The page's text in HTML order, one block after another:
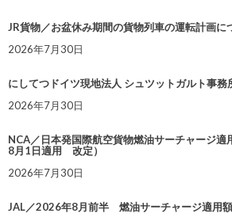
JR貨物／お盆休み期間の貨物列車の運転計画に
2026年7月30日
にしてつドイツ現地法人 シュツットガルト事務
2026年7月30日
NCA／日本発国際航空貨物燃油サーチャージ
8月1日適用 改定）
2026年7月30日
JAL／2026年8月前半 燃油サーチャージ適用